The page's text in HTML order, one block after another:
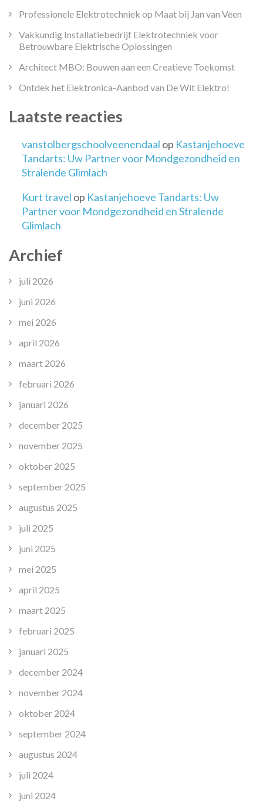
Professionele Elektrotechniek op Maat bij Jan van Veen
Vakkundig Installatiebedrijf Elektrotechniek voor
Betrouwbare Elektrische Oplossingen
Architect MBO: Bouwen aan een Creatieve Toekomst
Ontdek het Elektronica-Aanbod van De Wit Elektro!
Laatste reacties
vanstolbergschoolveenendaal op Kastanjehoeve
Tandarts: Uw Partner voor Mondgezondheid en
Stralende Glimlach
Kurt travel op Kastanjehoeve Tandarts: Uw
Partner voor Mondgezondheid en Stralende
Glimlach
Archief
juli 2026
juni 2026
mei 2026
april 2026
maart 2026
februari 2026
januari 2026
december 2025
november 2025
oktober 2025
september 2025
augustus 2025
juli 2025
juni 2025
mei 2025
april 2025
maart 2025
februari 2025
januari 2025
december 2024
november 2024
oktober 2024
september 2024
augustus 2024
juli 2024
juni 2024